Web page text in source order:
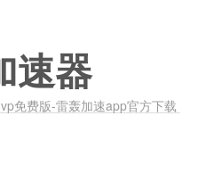
速器
免费版-雷轰加速app官方下载